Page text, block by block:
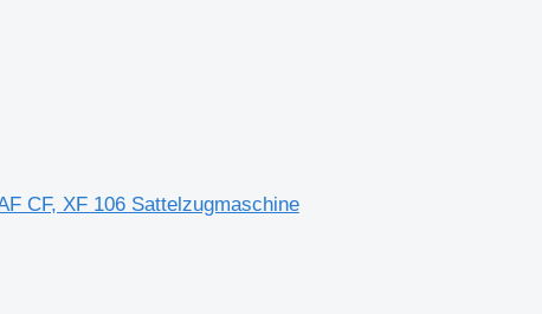
CF, XF 106 Sattelzugmaschine